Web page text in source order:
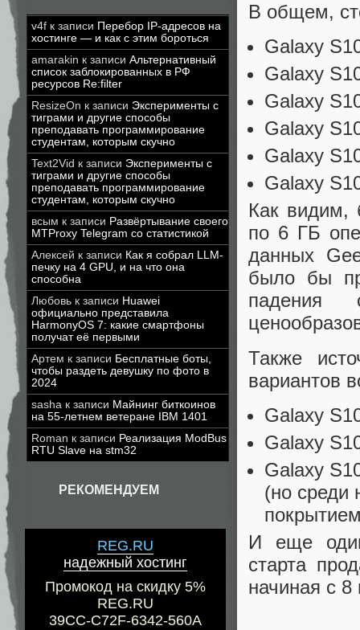
v4f к записи Перебор IP-адресов на
хостинге — и как с этим бороться
amarakin к записи Альтернативный
список заблокированных в РФ
ресурсов Re:filter
ResizeOn к записи Эксперименты с
тиграми и другие способы
преподавать программирование
студентам, которым скучно
Text2Vid к записи Эксперименты с
тиграми и другие способы
преподавать программирование
студентам, которым скучно
всым к записи Развёртывание своего
MTProxy Telegram со статистикой
Алексей к записи Как я собрал LLM-
печку на 4 GPU, и на что она
способна
Любовь к записи Huawei
официально представила
HarmonyOS 7: какие смартфоны
получат её первыми
Артем к записи Бесплатные боты,
чтобы раздеть девушку по фото в
2024
sasha к записи Майнинг биткоинов
на 55-летнем ветеране IBM 1401
Roman к записи Реализация ModBus
RTU Slave на stm32
РЕКОМЕНДУЕМ
REG.RU
надежный хостинг
Промокод на скидку 5%
REG.RU
39CC-C72F-6342-560A
В общем,
Galaxy
Galaxy
Galaxy
Galaxy
Galaxy
Galaxy
Как видим,
по 6 ГБ
данных
было бы
падения
Также
вариантов
Galaxy
Galaxy
Galaxy
(но среди
И еще
старта
начиная с 8